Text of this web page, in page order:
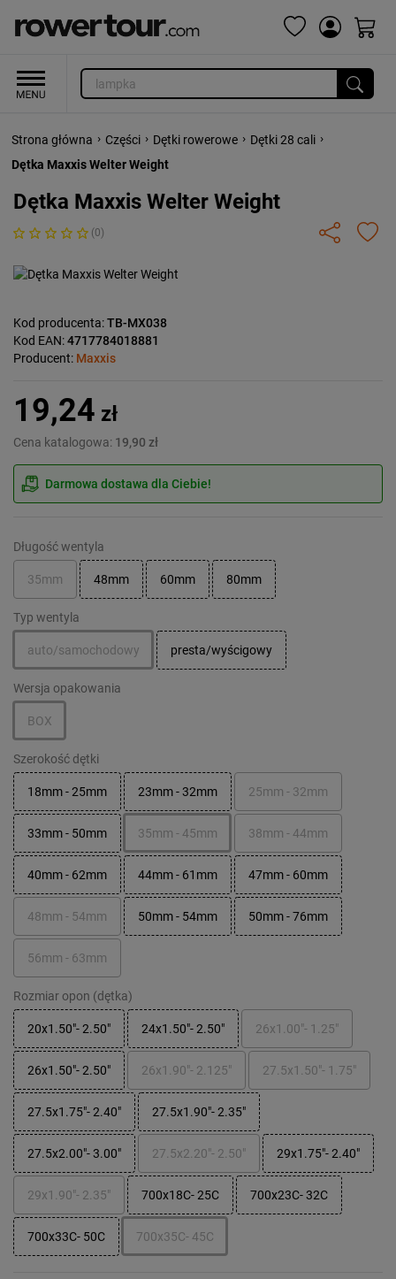
Strona główna › Części › Dętki rowerowe › Dętki 28 cali ›
Dętka Maxxis Welter Weight
Dętka Maxxis Welter Weight
(0)
Kod producenta:TB-MX038
Kod EAN:4717784018881
Producent: Maxxis
19,24 zł
Cena katalogowa: 19,90 zł
Darmowa dostawa dla Ciebie!
Długość wentyla
35mm 48mm 60mm 80mm
Typ wentyla
auto/samochodowy presta/wyścigowy
Wersja opakowania
BOX
Szerokość dętki
18mm - 25mm 23mm - 32mm 25mm - 32mm
33mm - 50mm 35mm - 45mm 38mm - 44mm
40mm - 62mm 44mm - 61mm 47mm - 60mm
48mm - 54mm 50mm - 54mm 50mm - 76mm
56mm - 63mm
Rozmiar opon (dętka)
20x1.50"- 2.50" 24x1.50"- 2.50" 26x1.00"- 1.25"
26x1.50"- 2.50" 26x1.90"- 2.125" 27.5x1.50"- 1.75"
27.5x1.75"- 2.40" 27.5x1.90"- 2.35"
27.5x2.00"- 3.00" 27.5x2.20"- 2.50" 29x1.75"- 2.40"
29x1.90"- 2.35" 700x18C- 25C 700x23C- 32C
700x33C- 50C 700x35C- 45C